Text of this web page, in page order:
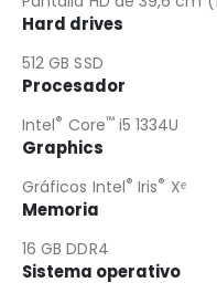
Hard drives
512 GB SSD
Procesador
Intel® Core™i5 1334U
Graphics
Gráficos Intel® Iris® Xᵉ
Memoria
16 GB DDR4
Sistema operativo